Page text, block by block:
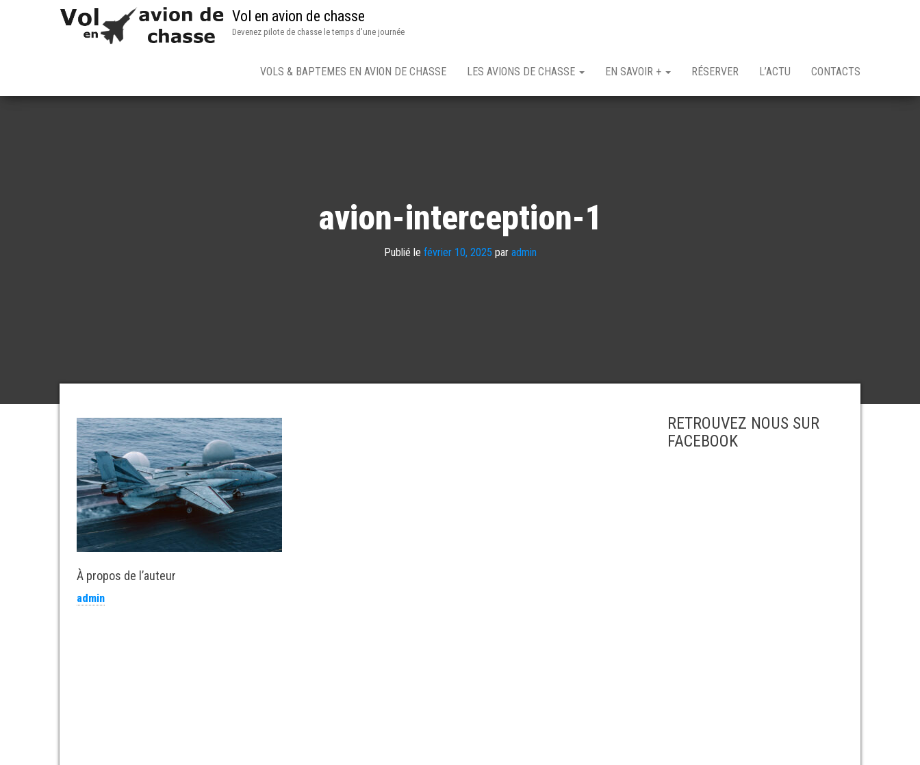
Vol en avion de chasse
Devenez pilote de chasse le temps d'une journée
VOLS & BAPTEMES EN AVION DE CHASSE LES AVIONS DE CHASSE EN SAVOIR + RÉSERVER L’ACTU CONTACTS
avion-interception-1
Publié le février 10, 2025 par admin
À propos de l’auteur
admin
RETROUVEZ NOUS SUR
FACEBOOK